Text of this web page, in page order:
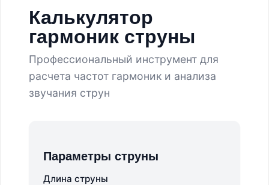
Калькулятор
гармоник струны
Профессиональный инструмент для
расчета частот гармоник и анализа
звучания струн
Параметры струны
Длина струны